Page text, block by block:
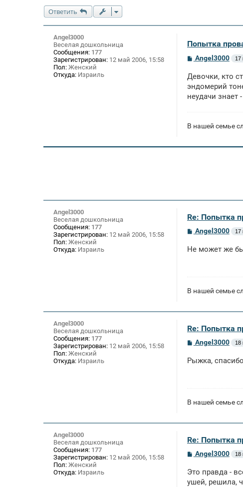
Ответить
Angel3000
Веселая дошкольница
Сообщения: 177
Зарегистрирован: 12 май 2006, 15:58
Пол: Женский
Откуда: Израиль
Попытка
С
б
щ
е
н
Angel3000 17
Девочки, кто
эндомерий
неудачи знает
В нашей семье
Angel3000
Веселая дошкольница
Сообщения: 177
Зарегистрирован: 12 май 2006, 15:58
Пол: Женский
Откуда: Израиль
Re: Попытка
С
б
Angel3000 17
Не может же
В нашей семье
Angel3000
Веселая дошкольница
Сообщения: 177
Зарегистрирован: 12 май 2006, 15:58
Пол: Женский
Откуда: Израиль
Re: Попытка
С
б
Angel3000 18
Рыжка,
В нашей семье
Angel3000
Веселая дошкольница
Сообщения: 177
Зарегистрирован: 12 май 2006, 15:58
Пол: Женский
Откуда: Израиль
Re: Попытка
С
б
щ
Angel3000 18
Это правда -
ушей, решила,